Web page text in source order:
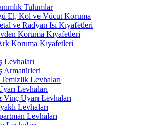
Tulumlar
El, Kol ve Vücut Koruma
ve Radyan Isı Kıyafetleri
Koruma Kıyafetleri
Koruma Kıyafetleri
Levhaları
Armatürleri
Levhaları
Levhaları
Uyarı Levhaları
Levhaları
Levhaları